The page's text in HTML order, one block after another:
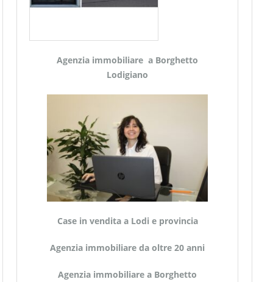
Agenzia immobiliare a Borghetto
Lodigiano
Case in vendita a Lodi e provincia
Agenzia immobiliare da oltre 20 anni
Agenzia immobiliare a Borghetto